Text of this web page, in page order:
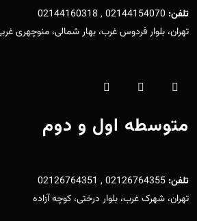
تلفن: 02144154070 , 02144160318
تهران، بلوار فردوس غرب، بهار شمالی، منوچهری
متوسطه اول و دوم
تلفن: 02126764355 , 02126764351
تهران، شهرک غرب، بلوار درختی، کوچه آزاده